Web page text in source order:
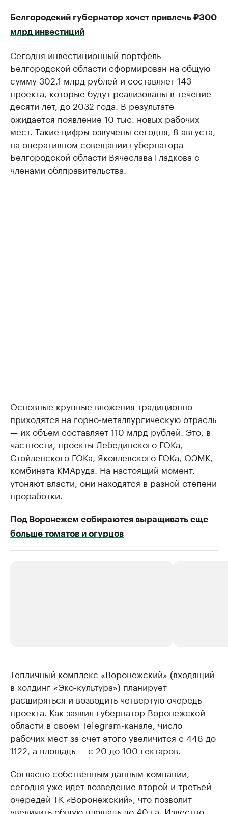
Белгородский губернатор хочет привлечь ₽300
млрд инвестиций
Сегодня инвестиционный портфель
Белгородской области сформирован на общую
сумму 302,1 млрд рублей и составляет 143
проекта, которые будут реализованы в течение
десяти лет, до 2032 года. В результате
ожидается появление 10 тыс. новых рабочих
мест. Такие цифры озвучены сегодня, 8 августа,
на оперативном совещании губернатора
Белгородской области Вячеслава Гладкова с
членами облправительства.
Основные крупные вложения традиционно
приходятся на горно-металлургическую отрасль
— их объем составляет 110 млрд рублей. Это, в
частности, проекты Лебединского ГОКа,
Стойленского ГОКа, Яковлевского ГОКа, ОЭМК,
комбината КМАруда. На настоящий момент,
утоняют власти, они находятся в разной степени
проработки.
Под Воронежем собираются выращивать еще
больше томатов и огурцов
Делитесь новостями бизнеса на РБК
Управляйте страницей компании и развивайте личные
бренды спикеров бизнеса
Посмотрите
Тепличный комплекс «Воронежский» (входящий
в холдинг «Эко-культура») планирует
расширяться и возводить четвертую очередь
проекта. Как заявил губернатор Воронежской
области в своем Telegram-канале, число
рабочих мест за счет этого увеличится с 446 до
1122, а площадь — с 20 до 100 гектаров.
Согласно собственным данным компании,
сегодня уже идет возведение второй и третьей
очередей ТК «Воронежский», что позволит
увеличить общую площадь до 40 га. Известно,